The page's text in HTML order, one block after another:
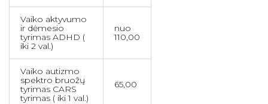
Vaiko aktyvumo
ir dėmesio
tyrimas ADHD (
iki 2 val.)
nuo
110,00
Vaiko autizmo
spektro bruožų
tyrimas CARS
tyrimas ( iki 1 val.)
65,00